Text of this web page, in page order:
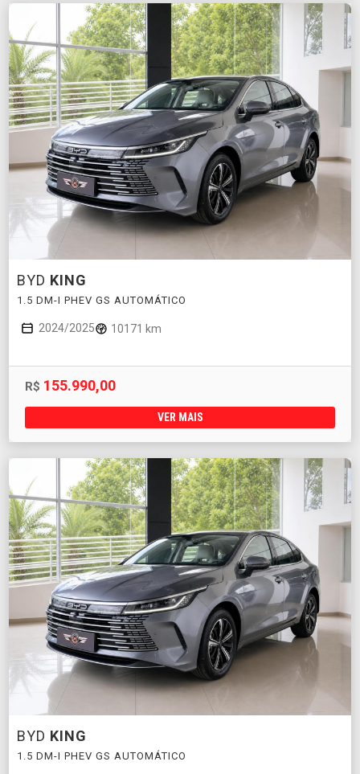
BYD KING
1.5 DM-I PHEV GS AUTOMÁTICO
2024/2025 10171 km
R$ 155.990,00
VER MAIS
BYD KING
1.5 DM-I PHEV GS AUTOMÁTICO